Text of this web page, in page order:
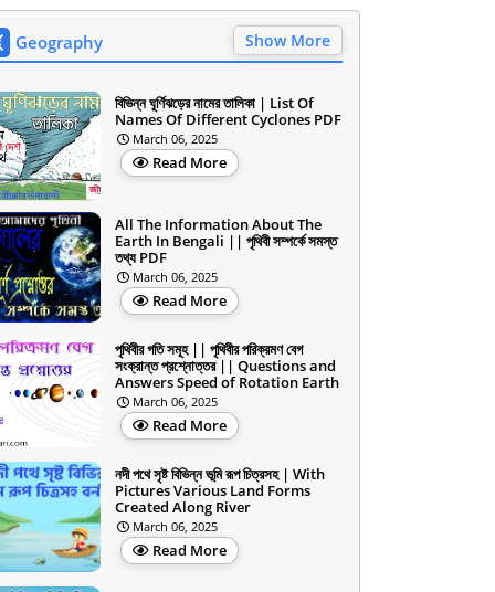
Geography Show More
বিভিন্ন ঘূর্ণিঝড়ের নামের তালিকা | List Of
Names Of Different Cyclones PDF
March 06, 2025
Read More
All The Information About The
Earth In Bengali || পৃথিবী সম্পর্কে সমস্ত
তথ্য PDF
March 06, 2025
Read More
পৃথিবীর গতি সমূহ || পৃথিবীর পরিক্রমণ বেগ
সংক্রান্ত প্রশ্নোত্তর || Questions and
Answers Speed of Rotation Earth
March 06, 2025
Read More
নদী পথে সৃষ্ট বিভিন্ন ভূমি রূপ চিত্রসহ | With
Pictures Various Land Forms
Created Along River
March 06, 2025
Read More